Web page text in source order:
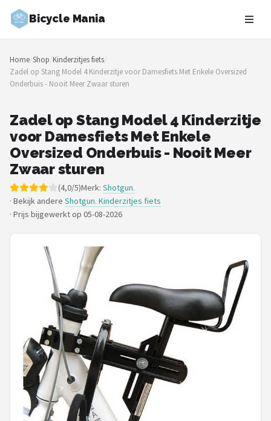
Bicycle Mania
Zoeken
NAVIGATIE
Shop
Merken
Blog
Fietsroutes
Kinderfietsen
Stadsfietsen
Elektrische fietsen
Mountainbikes
POPULAIRE MERKEN
Basil
Volare
Home/Shop/Kinderzitjes fiets/
Zadel op Stang Model 4 Kinderzitje voor Damesfiets Met Enkele Oversized
Onderbuis - Nooit Meer Zwaar sturen
Zadel op Stang Model 4 Kinderzitje
voor Damesfiets Met Enkele
Oversized Onderbuis - Nooit Meer
Zwaar sturen
(4,0/5)Merk: Shotgun.
· Bekijk andere Shotgun. Kinderzitjes fiets
· Prijs bijgewerkt op 05-08-2026